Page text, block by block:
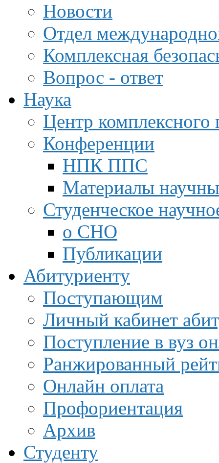
Новости
Отдел
Комплексная
Вопрос - ответ
Наука
Центр
Конференции
НПК ППС
Материалы
Студенческое
о СНО
Публикации
Абитуриенту
Поступающим
Личный кабинет
Поступление в вуз
Ранжированный
Онлайн оплата
Профориентация
Архив
Студенту